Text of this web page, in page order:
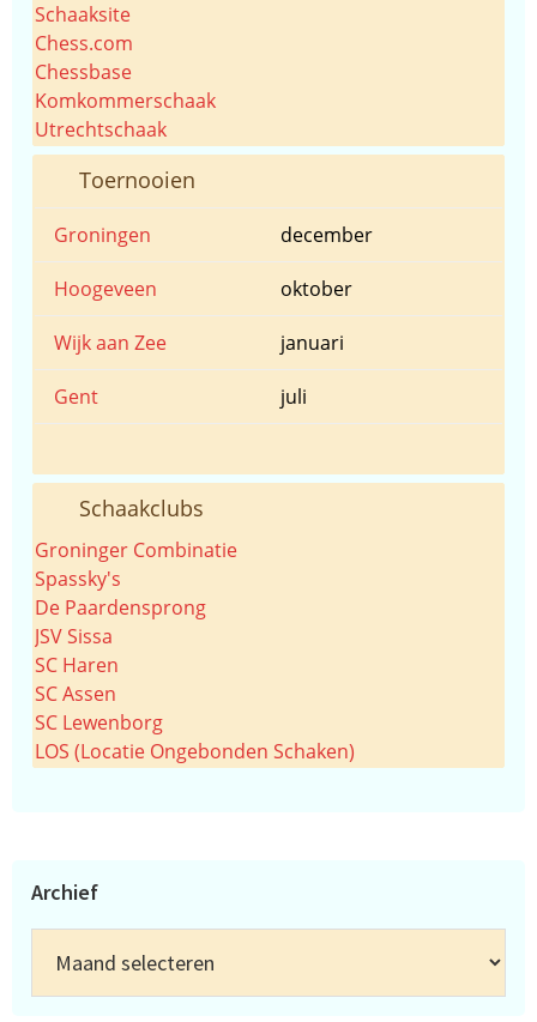
Schaaksite
Chess.com
Chessbase
Komkommerschaak
Utrechtschaak
Toernooien
Groningen december
Hoogeveen oktober
Wijk aan Zee januari
Gent juli
Schaakclubs
Groninger Combinatie
Spassky's
De Paardensprong
JSV Sissa
SC Haren
SC Assen
SC Lewenborg
LOS (Locatie Ongebonden Schaken)
Archief